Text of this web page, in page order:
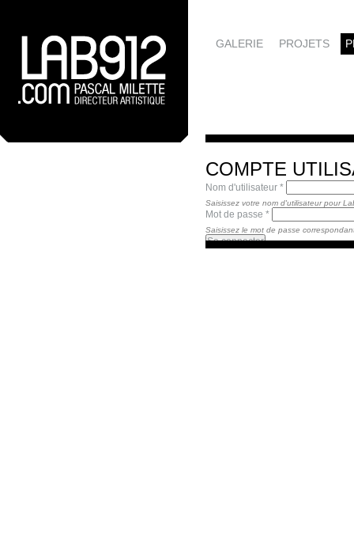
GALERIE PROJETS
COMPTE
Nom d'utilisateur *
Saisissez votre nom d'utilisateur pour
Mot de passe *
Saisissez le mot de passe